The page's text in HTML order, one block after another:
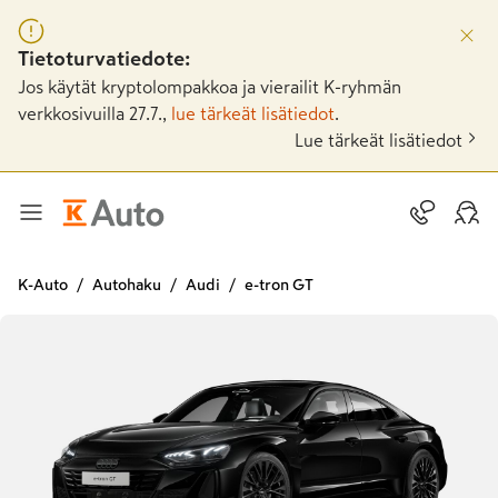
Tietoturvatiedote:
Jos käytät kryptolompakkoa ja vierailit K-ryhmän
verkkosivuilla 27.7.,
lue tärkeät lisätiedot
Lue tärkeät lisätiedot
K-Auto Autohaku Audi e-tron GT